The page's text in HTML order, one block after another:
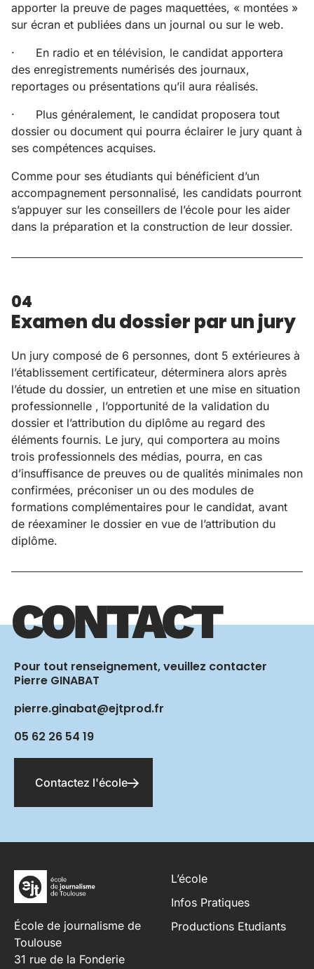
apporter la preuve de pages maquettées, « montées »
sur écran et publiées dans un journal ou sur le web.
· En radio et en télévision, le candidat apportera
des enregistrements numérisés des journaux,
reportages ou présentations qu’il aura réalisés.
· Plus généralement, le candidat proposera tout
dossier ou document qui pourra éclairer le jury quant à
ses compétences acquises.
Comme pour ses étudiants qui bénéficient d’un
accompagnement personnalisé, les candidats pourront
s’appuyer sur les conseillers de l’école pour les aider
dans la préparation et la construction de leur dossier.
04
Examen du dossier par un jury
Un jury composé de 6 personnes, dont 5 extérieures à
l’établissement certificateur, déterminera alors après
l’étude du dossier, un entretien et une mise en situation
professionnelle , l’opportunité de la validation du
dossier et l’attribution du diplôme au regard des
éléments fournis. Le jury, qui comportera au moins
trois professionnels des médias, pourra, en cas
d’insuffisance de preuves ou de qualités minimales non
confirmées, préconiser un ou des modules de
formations complémentaires pour le candidat, avant
de réexaminer le dossier en vue de l’attribution du
diplôme.
CONTACT
Pour tout renseignement, veuillez contacter
Pierre GINABAT
pierre.ginabat@ejtprod.fr
05 62 26 54 19
Contactez l'école
École de journalisme de
Toulouse
31 rue de la Fonderie
L’école
Infos Pratiques
Productions Etudiants